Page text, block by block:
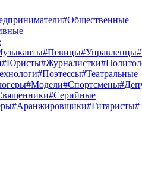
#Общественные
#Певицы#Управленцы
#Юристы#Журналистки
#Поэтессы#Театральные
#Модели#Спортсмены
#Серийные
#Аранжировщики#Гитаристы